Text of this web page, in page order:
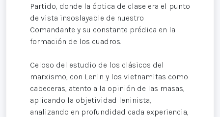
Partido, donde la óptica de clase era el punto
de vista insoslayable de nuestro
Comandante y su constante prédica en la
formación de los cuadros.
Celoso del estudio de los clásicos del
marxismo, con Lenin y los vietnamitas como
cabeceras, atento a la opinión de las masas,
aplicando la objetividad leninista,
analizando en profundidad cada experiencia,